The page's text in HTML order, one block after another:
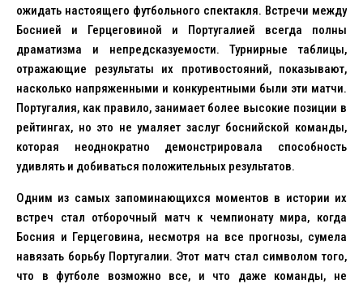
ожидать настоящего футбольного спектакля. Встречи между
Боснией и Герцеговиной и Португалией всегда полны
драматизма и непредсказуемости. Турнирные таблицы,
отражающие результаты их противостояний, показывают,
насколько напряженными и конкурентными были эти матчи.
Португалия, как правило, занимает более высокие позиции в
рейтингах, но это не умаляет заслуг боснийской команды,
которая неоднократно демонстрировала способность
удивлять и добиваться положительных результатов.
Одним из самых запоминающихся моментов в истории их
встреч стал отборочный матч к чемпионату мира, когда
Босния и Герцеговина, несмотря на все прогнозы, сумела
навязать борьбу Португалии. Этот матч стал символом того,
что в футболе возможно все, и что даже команды, не